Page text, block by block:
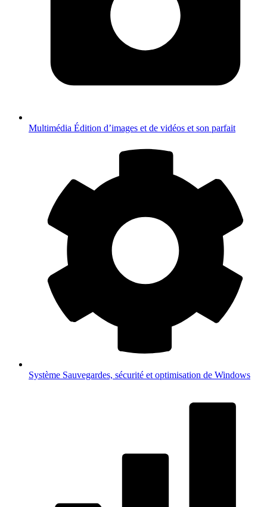
Multimédia Édition d’images et de vidéos et son parfait
Système Sauvegardes, sécurité et optimisation de Windows